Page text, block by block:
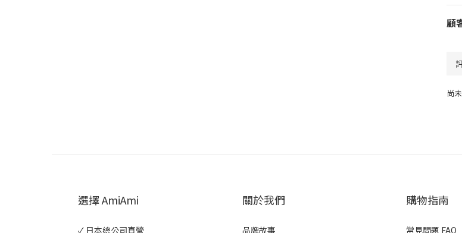
顧
尚
選擇 AmiAmi
✓ 日本總公司直營
關於我們
品牌故事
購物指南
常見問題 FAQ